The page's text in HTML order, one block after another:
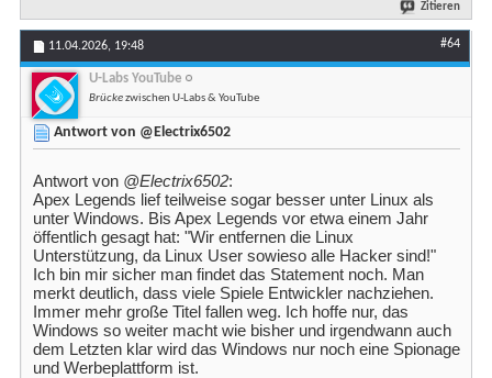
Zitieren
11.04.2026, 19:48 #64
U-Labs YouTube
Brückezwischen U-Labs & YouTube
Antwort von @Electrix6502
Antwort von @Electrix6502:
Apex Legends lief teilweise sogar besser unter Linux als
unter Windows. Bis Apex Legends vor etwa einem Jahr
öffentlich gesagt hat: "Wir entfernen die Linux
Unterstützung, da Linux User sowieso alle Hacker sind!"
Ich bin mir sicher man findet das Statement noch. Man
merkt deutlich, dass viele Spiele Entwickler nachziehen.
Immer mehr große Titel fallen weg. Ich hoffe nur, das
Windows so weiter macht wie bisher und irgendwann auch
dem Letzten klar wird das Windows nur noch eine Spionage
und Werbeplattform ist.